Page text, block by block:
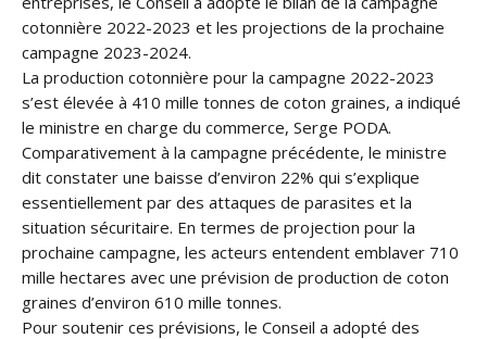
cotonnière 2022-2023 et les projections de la prochaine
campagne 2023-2024.
La production cotonnière pour la campagne 2022-2023
s’est élevée à 410 mille tonnes de coton graines, a indiqué
le ministre en charge du commerce, Serge PODA.
Comparativement à la campagne précédente, le ministre
dit constater une baisse d’environ 22% qui s’explique
essentiellement par des attaques de parasites et la
situation sécuritaire. En termes de projection pour la
prochaine campagne, les acteurs entendent emblaver 710
mille hectares avec une prévision de production de coton
graines d’environ 610 mille tonnes.
Pour soutenir ces prévisions, le Conseil a adopté des